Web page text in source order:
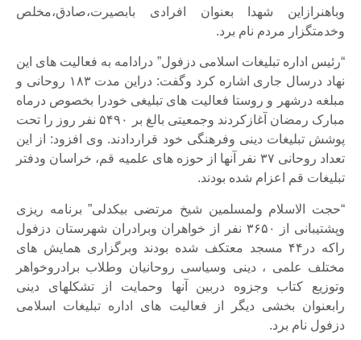
وباهنرازاین شهدا بعنوان افرادی بابصیرت،صادق،مخلص
وخدمتگزار مردم نام برد.
“رئیس اداره تبلیغات اسلامی دزفول” درادامه به فعالیت های این
نهاد درسال جاری اشاره کرد وگفت: دراین مدت ۱۸۳ روحانی و
مبلغه درشهر و روستا فعالیت های تبلیغی خودرا بخصوص درماه
مبارک رمضان آغازکردند وجمعیتی بالغ بر ۵۴۹۰ نفر روز را تحت
پوشش تبلیغات دینی وفرهنگی خود قراردادند. وی افزود: از این
تعداد روحانی ۳۷ نفر آنها از حوزه های علمیه قم، خراسان ودفتر
تبلیغات قم اعزام شده بودند.
“حجت الاسلام ولمسلمین شیخ مرتضی بیکدلی” برنامه ریزی
وپشتیبانی از ۳۶۵۰ نفر از خواهران وبرادران شهرستان دزفول
راکه در۴۴ مسجد معتکف شده بودند وبرگزاری همایش های
مختلف علمی ، دینی وسیاسی روحانیان وطلاب برادروخواهر
وتوزیع کتاب وجزوه دربین آنها وحمایت از تشکلهای دینی
رابعنوان بخشی دیگر از فعالیت های اداره تبلیغات اسلامی
دزفول نام برد.